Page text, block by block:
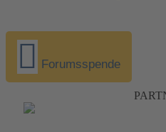
Forumsspende